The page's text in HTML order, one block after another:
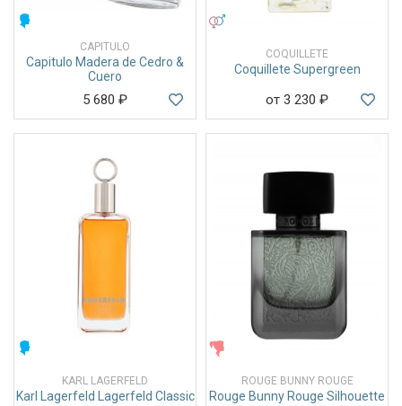
CAPITULO
Capitulo Madera de Cedro &
Cuero
5 680 ₽
COQUILLETE
Coquillete Supergreen
от 3 230 ₽
KARL LAGERFELD
Karl Lagerfeld Lagerfeld Classic
ROUGE BUNNY ROUGE
Rouge Bunny Rouge Silhouette